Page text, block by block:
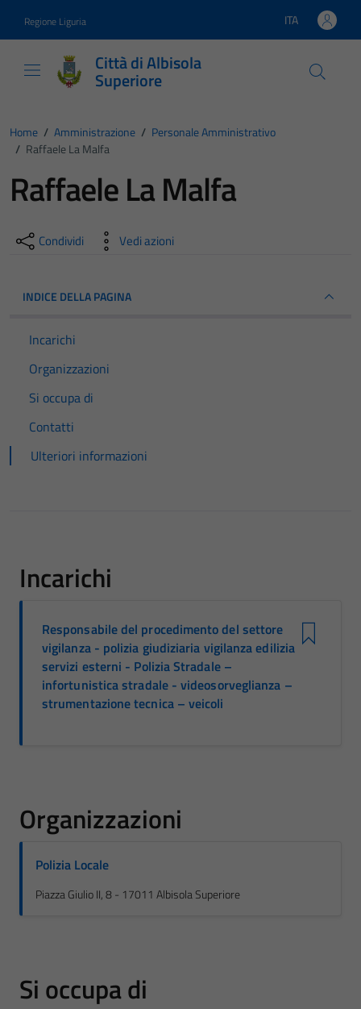
Regione Liguria Lingua attiva:
ITA
Città di Albisola
Superiore
Home / Amministrazione / Personale Amministrativo
/ Raffaele La Malfa
Raffaele La Malfa
Condividi Vedi azioni
INDICE DELLA PAGINA
Incarichi
Organizzazioni
Si occupa di
Contatti
Ulteriori informazioni
Incarichi
Responsabile del procedimento del settore
vigilanza - polizia giudiziaria vigilanza edilizia
servizi esterni - Polizia Stradale –
infortunistica stradale - videosorveglianza –
strumentazione tecnica – veicoli
Organizzazioni
Polizia Locale
Piazza Giulio II, 8 - 17011 Albisola Superiore
Si occupa di